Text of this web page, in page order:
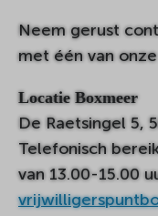
Neem gerust
met één van
Locatie Boxmeer
De Raetsingel 5,
Telefonisch
van 13.00-15.00